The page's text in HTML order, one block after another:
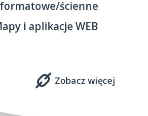
ścienne
i aplikacje WEB
Zobacz więcej